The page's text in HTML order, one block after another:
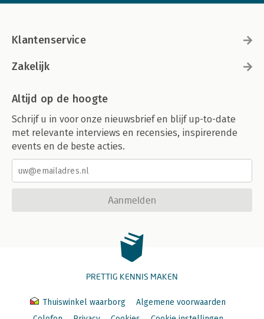
Klantenservice
Zakelijk
Altijd op de hoogte
Schrijf u in voor onze nieuwsbrief en blijf up-to-date
met relevante interviews en recensies, inspirerende
events en de beste acties.
Aanmelden
PRETTIG KENNIS MAKEN
Thuiswinkel waarborg
Algemene voorwaarden